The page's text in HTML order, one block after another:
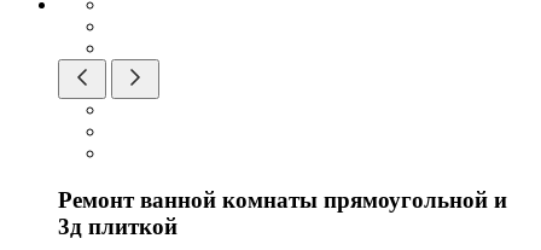
Ремонт ванной комнаты прямоугольной и
3д плиткой